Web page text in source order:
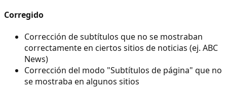
Corregido
Corrección de subtítulos que no se mostraban
correctamente en ciertos sitios de noticias (ej. ABC
News)
Corrección del modo "Subtítulos de página" que no
se mostraba en algunos sitios